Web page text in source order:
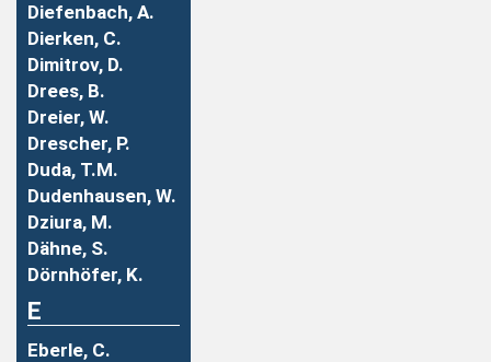
Diefenbach, A.
Dierken, C.
Dimitrov, D.
Drees, B.
Dreier, W.
Drescher, P.
Duda, T.M.
Dudenhausen, W.
Dziura, M.
Dähne, S.
Dörnhöfer, K.
E
Eberle, C.